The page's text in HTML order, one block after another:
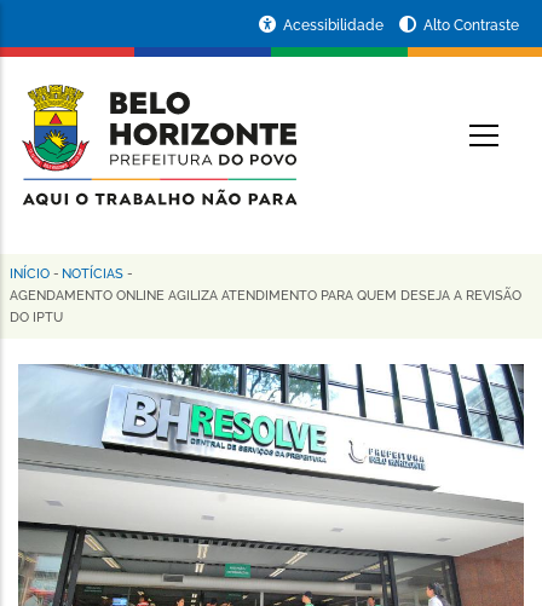
conteúdo
principal
da
Prefeitura
de
Horizonte
Acessibilidade Alto Contraste
Trilha
de
navegação
INÍCIO - NOTÍCIAS -
AGENDAMENTO ONLINE AGILIZA ATENDIMENTO PARA QUEM DESEJA A REVISÃO
DO IPTU